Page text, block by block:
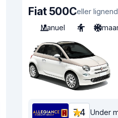
Fiat 500Celler
Manuel
4
7,4 Under